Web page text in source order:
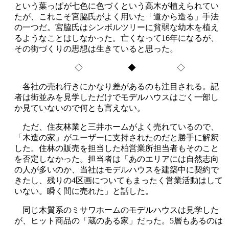
という葉っぱが七色に色づくという高木が植えられてい
たが、これこそ宮脇氏がよく用いた「道から造る」手法
の一つだ。宮脇氏はシンボルツリーに貧弱な幼木を植え
るようなことはしなかった。亡くなって16年になるが、
その街づくりの思想は生きていると思った。
◇ ◆ ◇
各社の売れ行きにかなり差があるのも注目される。記
者は街並みを見学しただけでモデルハウスはごく一部し
か見ていないので何とも言えない。
ただ、住友林業と三井ホームがよく売れているので、
「木造の家」がユーザーに支持されたのだと勝手に解釈
した。住林の販売を担当した柏営業所担当者もそのこと
を否定しなかった。担当者は「あのエリアには自然志向
の人が多いのか、当社はモデルハウスを建築中に契約で
きたし、残りの4区画についてもまったく営業活動はして
いない。瞬く間に売れた」と話した。
同じ木質系のミサワホームのモデルハウスは見学した
が、ヒット商品の「蔵のある家」だった。5層もあるのは